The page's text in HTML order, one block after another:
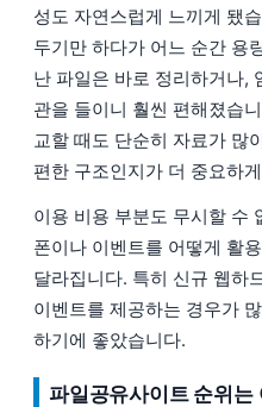
성도 자연스럽게 느끼게 됐
두기만 하다가 어느 순간 용
난 파일은 바로 정리하거나,
관을 들이니 훨씬 편해졌습
교할 때도 단순히 자료가 많
편한 구조인지가 더 중요하
이용 비용 부분도 무시할 수
폰이나 이벤트를 어떻게 활
달라집니다. 특히 신규 웹하
이벤트를 제공하는 경우가
하기에 좋았습니다.
파일공유사이트 순위는